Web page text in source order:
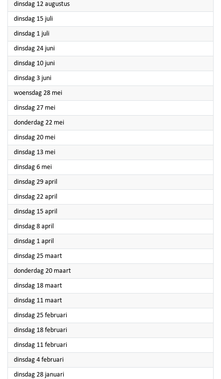
dinsdag 12 augustus2025
dinsdag 15 juli2025
dinsdag 1 juli2025
dinsdag 24 juni2025
dinsdag 10 juni2025
dinsdag 3 juni2025
woensdag 28 mei2025
dinsdag 27 mei2025
donderdag 22 mei2025
dinsdag 20 mei2025
dinsdag 13 mei2025
dinsdag 6 mei2025
dinsdag 29 april
dinsdag 22 april
dinsdag 15 april
dinsdag 8 april
dinsdag 1 april
dinsdag 25 maart2025
donderdag 20 maart2025
dinsdag 18 maart2025
dinsdag 11 maart2025
dinsdag 25 februari2025
dinsdag 18 februari2025
dinsdag 11 februari2025
dinsdag 4 februari2025
dinsdag 28 januari2025